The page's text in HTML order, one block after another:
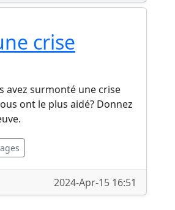
crise
avez surmonté une crise
ont le plus aidé? Donnez
2024-Apr-15 16:51